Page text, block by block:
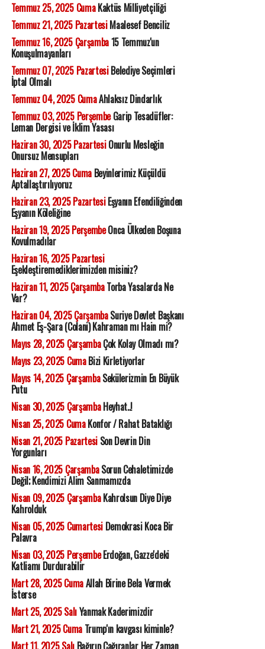
Temmuz 25, 2025 CumaKaktüs Milliyetçiliği
Temmuz 21, 2025 PazartesiMaalesef Benciliz
Temmuz 16, 2025 Çarşamba15 Temmuz'un
Konuşulmayanları
Temmuz 07, 2025 PazartesiBelediye Seçimleri
İptal Olmalı
Temmuz 04, 2025 CumaAhlaksız Dindarlık
Temmuz 03, 2025 PerşembeGarip Tesadüfler:
Leman Dergisi ve İklim Yasası
Haziran 30, 2025 PazartesiOnurlu Mesleğin
Onursuz Mensupları
Haziran 27, 2025 CumaBeyinlerimiz Küçüldü
Aptallaştırılıyoruz
Haziran 23, 2025 PazartesiEşyanın Efendiliğinden
Eşyanın Köleliğine
Haziran 19, 2025 PerşembeOnca Ülkeden Boşuna
Kovulmadılar
Haziran 16, 2025 Pazartesi
Eşekleştiremediklerimizden misiniz?
Haziran 11, 2025 ÇarşambaTorba Yasalarda Ne
Var?
Haziran 04, 2025 ÇarşambaSuriye Devlet Başkanı
Ahmet Eş-Şara (Colani) Kahraman mı Hain mi?
Mayıs 28, 2025 ÇarşambaÇok Kolay Olmadı mı?
Mayıs 23, 2025 CumaBizi Kirletiyorlar
Mayıs 14, 2025 ÇarşambaSekülerizmin En Büyük
Putu
Nisan 30, 2025 ÇarşambaHeyhat..!
Nisan 25, 2025 CumaKonfor / Rahat Bataklığı
Nisan 21, 2025 PazartesiSon Devrin Din
Yorgunları
Nisan 16, 2025 ÇarşambaSorun Cehaletimizde
Değil; Kendimizi Alim Sanmamızda
Nisan 09, 2025 ÇarşambaKahrolsun Diye Diye
Kahrolduk
Nisan 05, 2025 CumartesiDemokrasi Koca Bir
Palavra
Nisan 03, 2025 PerşembeErdoğan, Gazze'deki
Katliamı Durdurabilir
Mart 28, 2025 CumaAllah Birine Bela Vermek
İsterse
Mart 25, 2025 SalıYanmak Kaderimizdir
Mart 21, 2025 CumaTrump'ın kavgası kiminle?